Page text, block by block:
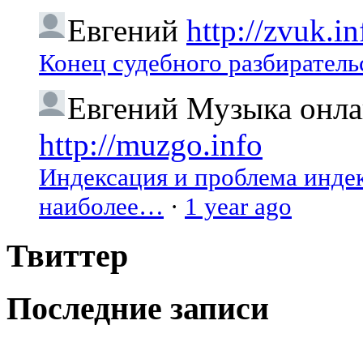
Евгений http://
Конец судебного
Евгений Музыка
http://muzgo.info
Индексация и проблема
наиболее… · 1 year ago
Твиттер
Последние записи